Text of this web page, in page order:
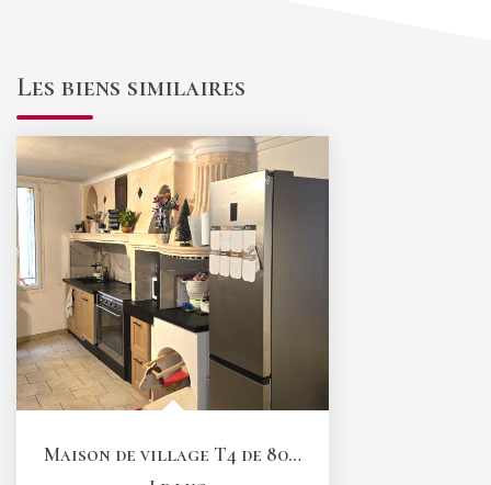
Les biens similaires
Maison de village T4 de 80,6 m2 avec garage et terrasse...